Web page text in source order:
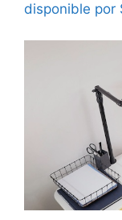
disponible por